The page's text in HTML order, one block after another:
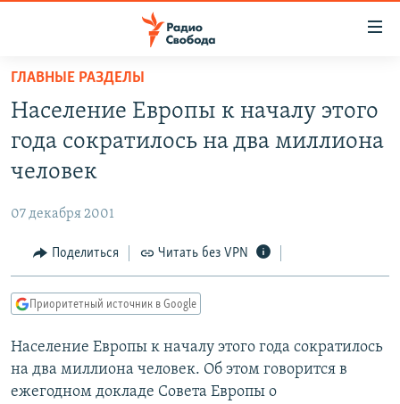
упрощенного
доступа
основному
Вернутся
Вернутся
поиску
АВТОРСКИЕ ПРОЕКТЫ
МНЕНИЯ
КУЛЬТУРА
КАВКАЗ.РЕАЛИИ
СЕВЕР.РЕАЛИИ
СИБИРЬ.РЕАЛИИ
ГЛАВНЫЕ РАЗДЕЛЫ
Население Европы к началу этого
года сократилось на два миллиона
человек
07 декабря 2001
Поделиться Читать без VPN
Приоритетный источник в Google
Население Европы к началу этого года сократилось
на два миллиона человек. Об этом говорится в
ежегодном докладе Совета Европы о